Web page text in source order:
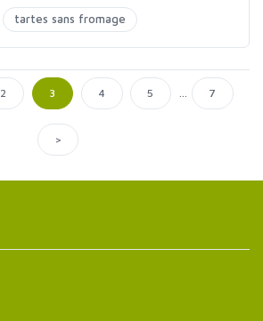
tartes sans fromage
2 3 4 5 7
>